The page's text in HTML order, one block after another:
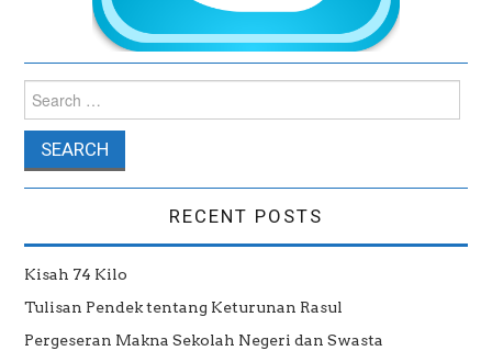
Search for:
RECENT POSTS
Kisah 74 Kilo
Tulisan Pendek tentang Keturunan Rasul
Pergeseran Makna Sekolah Negeri dan Swasta